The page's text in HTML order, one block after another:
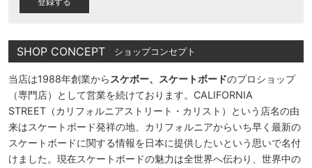
SHOP CONCEPT ショップコンセプト
当店は1988年創業から スケボー、スケートボードのプロショップ
（専門店）として営業を続けております。CALIFORNIA
STREET（カリフォルニアストリート・カリスト）という店名の由
来はスケートボード発祥の地、カリフォルニアからいち早く最新の
スケートボードに関する情報を日本に提供したいという思いで名付
けました。現在スケートボードの魅力は全世界へ伝わり、世界中の